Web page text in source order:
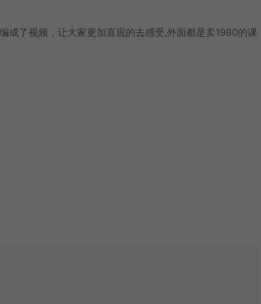
成了视频，让大家更加直观的去感受,外面都是卖1980的课